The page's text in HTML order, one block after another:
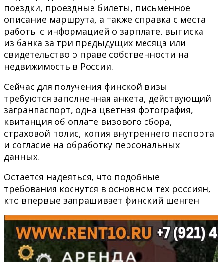
поездки, проездные билеты, письменное
описание маршрута, а также справка с места
работы с информацией о зарплате, выписка
из банка за три предыдущих месяца или
свидетельство о праве собственности на
недвижимость в России.
Сейчас для получения финской визы
требуются заполненная анкета, действующий
загранпаспорт, одна цветная фотография,
квитанция об оплате визового сбора,
страховой полис, копия внутреннего паспорта
и согласие на обработку персональных
данных.
Остается надеяться, что подобные
требования коснутся в основном тех россиян,
кто впервые запрашивает финский шенген.